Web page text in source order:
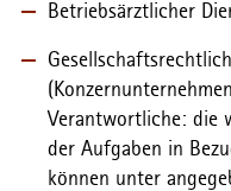
Betriebsärztlicher
Verantwortliche: die
der Aufgaben in
können unter